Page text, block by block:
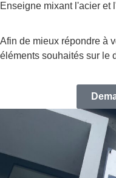
Enseigne mixant l'acier et
Afin de mieux répondre à
éléments souhaités sur le